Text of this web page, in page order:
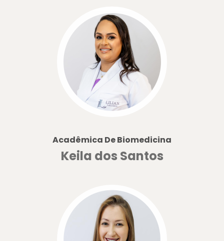
Acadêmica De Biomedicina
Keila dos Santos